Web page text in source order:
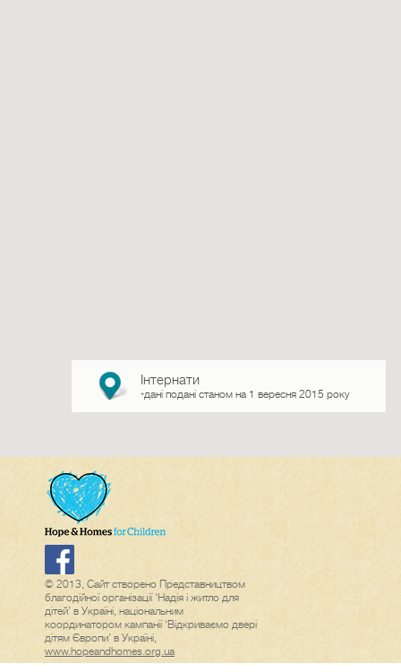
Інтернати
*дані подані станом на 1 вересня 2015 року
© 2013, Сайт створено Представництвом
благодійної організації ‘Надія і житло для
дітей’ в Україні, національним
координатором кампанії ‘Відкриваємо двері
дітям Європи’ в Україні,
www.hopeandhomes.org.ua